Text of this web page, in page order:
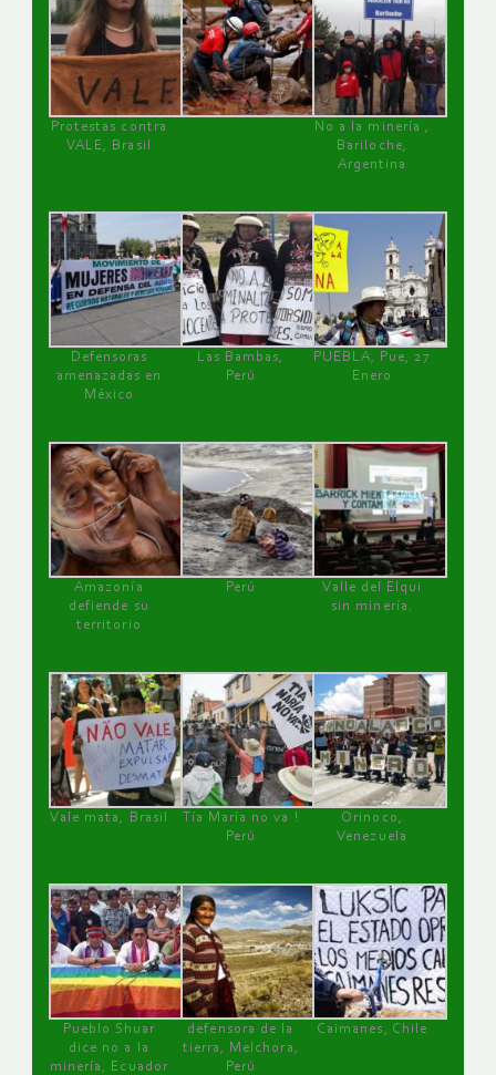
Protestas contra
VALE, Brasil
No a la minería ,
Bariloche,
Argentina
Defensoras
amenazadas en
México
Las Bambas,
Perú
PUEBLA, Pue, 27
Enero
Amazonía
defiende su
territorio
Perú
Valle del Elqui
sin minería.
Vale mata, Brasil
Tía María no va !
Perú
Orinoco,
Venezuela
Pueblo Shuar
dice no a la
minería, Ecuador
defensora de la
tierra, Melchora,
Perú
Caimanes, Chile